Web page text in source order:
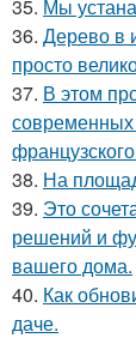
35. Мы
36. Дерево в
просто
37. В этом
современных
38. На
39. Это
решений и
вашего дома.
40. Как
даче.